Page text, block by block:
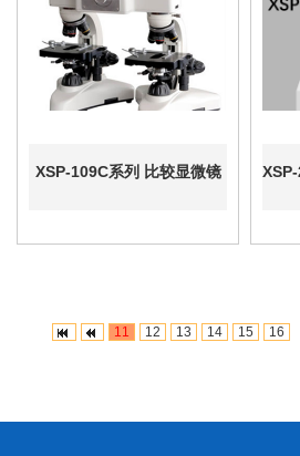
XSP-109C系列 比较显微镜
11 12 13 14 15 16